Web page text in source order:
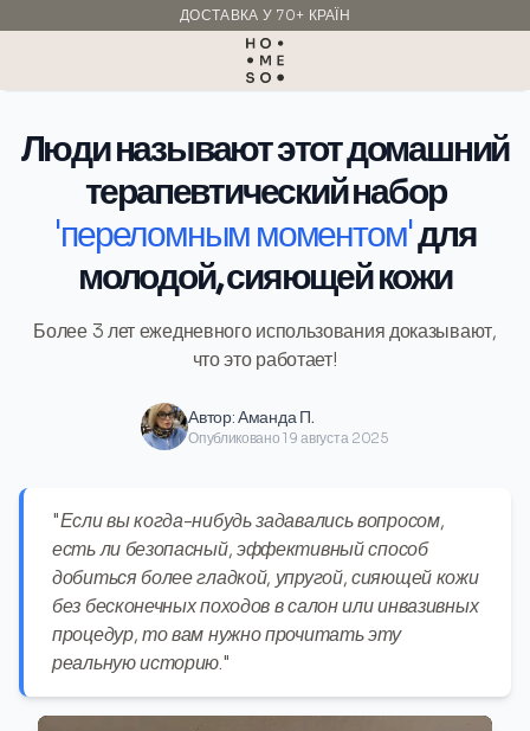
ДОСТАВКА У 70+ КРАЇН
ВИРОБЛЕНО В ІТАЛІЇ
Люди называют этот домашний
терапевтический набор
'переломным моментом'для
молодой, сияющей кожи
Более 3 лет ежедневного использования доказывают,
что это работает!
Автор:Аманда П.
Опубликовано 19 августа 2025
"Если вы когда-нибудь задавались вопросом,
есть ли безопасный, эффективный способ
добиться более гладкой, упругой, сияющей кожи
без бесконечных походов в салон или инвазивных
процедур, то вам нужно прочитать эту
реальную историю."